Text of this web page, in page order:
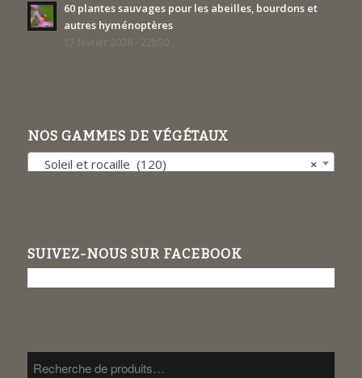
60 plantes sauvages pour les abeilles, bourdons et
autres hyménoptères
17 février 2026 - 22h50
NOS GAMMES DE VÉGÉTAUX
×
Soleil et rocaille (120)
SUIVEZ-NOUS SUR FACEBOOK